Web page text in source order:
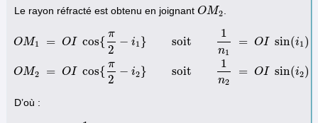
Le rayon réfracté est obtenu en joignant OM2
OM2
OM1 = OI cos{
π
2
− i1 } soit
1
n1
= OI sin(i1 )
OM2 = OI cos{
π
2
− i2 } soit
1
n2
= OI sin(i2)
}soit =
D’où :